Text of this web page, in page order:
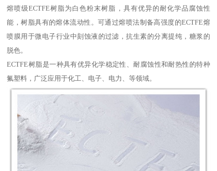
熔喷级ECTFE树脂为白色粉末树脂，具有优异的耐化学品腐蚀性
能，树脂具有的熔体流动性。可通过熔喷法制备高强度的ECTFE熔
喷膜用于微电子行业中刻蚀液的过滤，抗生素的分离提纯，糖浆的
脱色。
ECTFE树脂是一种具有优异化学稳定性、耐腐蚀性和耐热性的特种
氟塑料，广泛应用于化工、电子、电力、等领域。